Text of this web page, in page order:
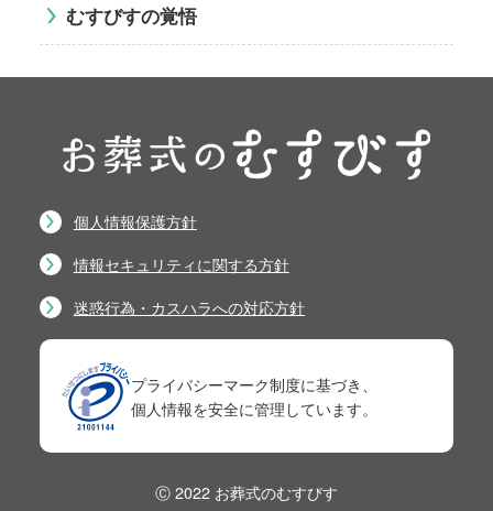
むすびすの覚悟
個人情報保護方針
情報セキュリティに関する方針
迷惑行為・カスハラへの対応方針
プライバシーマーク制度に基づき、
個人情報を安全に管理しています。
Ⓒ 2022 お葬式のむすびす